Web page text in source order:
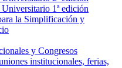
1ª edición
la Simplificación y
y Congresos
institucionales, ferias,